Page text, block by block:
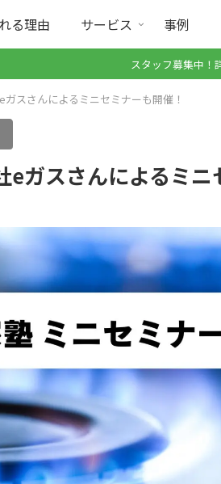
る理由 サービス 事例
スタッフ募集中！
ガスさんによるミニセミナーも開催！
eガスさんによるミ